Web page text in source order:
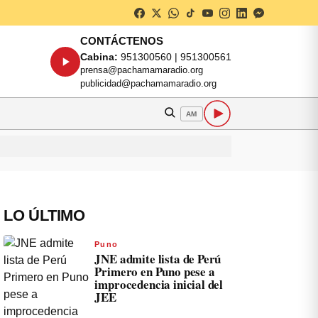
CONTÁCTENOS
Cabina: 951300560 | 951300561
prensa@pachamamaradio.org
publicidad@pachamamaradio.org
AM
LO ÚLTIMO
Puno
JNE admite lista de Perú
Primero en Puno pese a
improcedencia inicial del
JEE